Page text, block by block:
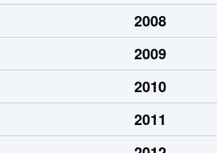
2008
2009
2010
2011